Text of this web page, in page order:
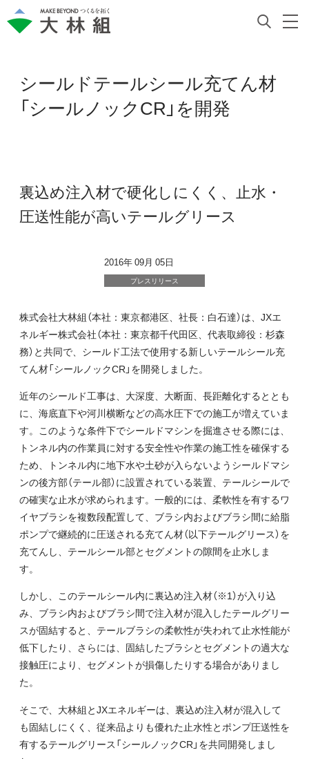
シールドテールシール充てん材
「シールノックCR」を開発
裏込め注入材で硬化しにくく、止水・
圧送性能が高いテールグリース
2016年 09月 05日
プレスリリース
株式会社大林組（本社：東京都港区、社長：白石達）は、JXエ
ネルギー株式会社（本社：東京都千代田区、代表取締役：杉森
務）と共同で、シールド工法で使用する新しいテールシール充
てん材「シールノックCR」を開発しました。
近年のシールド工事は、大深度、大断面、長距離化するととも
に、海底直下や河川横断などの高水圧下での施工が増えていま
す。このような条件下でシールドマシンを掘進させる際には、
トンネル内の作業員に対する安全性や作業の施工性を確保する
ため、トンネル内に地下水や土砂が入らないようシールドマシ
ンの後方部（テール部）に設置されている装置、テールシールで
の確実な止水が求められます。一般的には、柔軟性を有するワ
イヤブラシを複数段配置して、ブラシ内およびブラシ間に給脂
ポンプで継続的に圧送される充てん材（以下テールグリース）を
充てんし、テールシール部とセグメントの隙間を止水しま
す。
しかし、このテールシール内に裏込め注入材（※1）が入り込
み、ブラシ内およびブラシ間で注入材が混入したテールグリー
スが固結すると、テールブラシの柔軟性が失われて止水性能が
低下したり、さらには、固結したブラシとセグメントの過大な
接触圧により、セグメントが損傷したりする場合がありまし
た。
そこで、大林組とJXエネルギーは、裏込め注入材が混入して
も固結しにくく、従来品よりも優れた止水性とポンプ圧送性を
有するテールグリース「シールノックCR」を共同開発しまし